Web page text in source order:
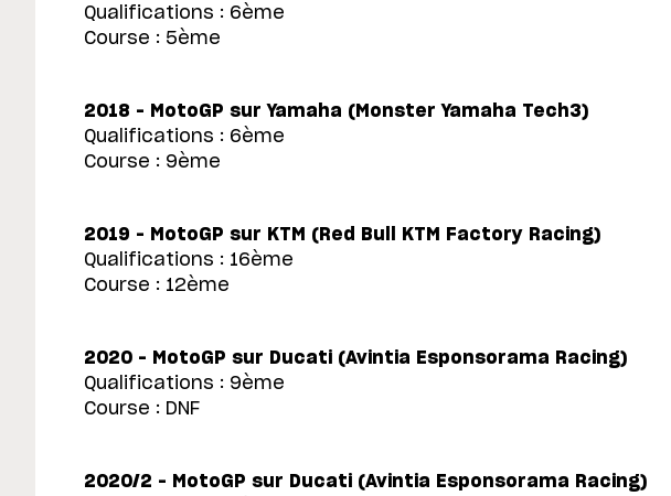
Qualifications : 6ème
Course : 5ème
2018 – MotoGP sur Yamaha (Monster Yamaha Tech3)
Qualifications : 6ème
Course : 9ème
2019 – MotoGP sur KTM (Red Bull KTM Factory Racing)
Qualifications : 16ème
Course : 12ème
2020 – MotoGP sur Ducati (Avintia Esponsorama Racing)
Qualifications : 9ème
Course : DNF
2020/2 – MotoGP sur Ducati (Avintia Esponsorama Racing)